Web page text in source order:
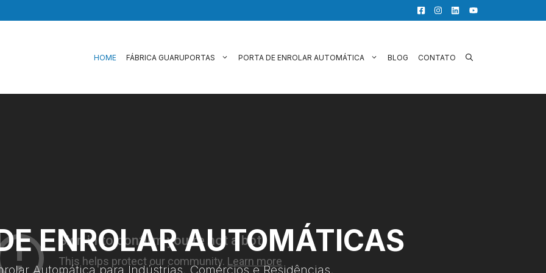
HOME FÁBRICA GUARUPORTAS PORTA DE ENROLAR AUTOMÁTICA BLOG CONTATO
ENROLAR AUTOMÁTICAS
Automática para Indústrias, Comércios e Residências.